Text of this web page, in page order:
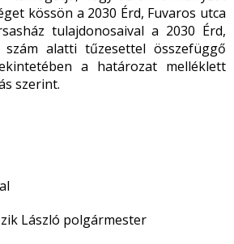
kössön a 2030 Érd, Fuvaros utca
tulajdonosaival a 2030 Érd,
alatti tűzesettel összefüggő
a határozat melléklett
szerint.
László polgármester